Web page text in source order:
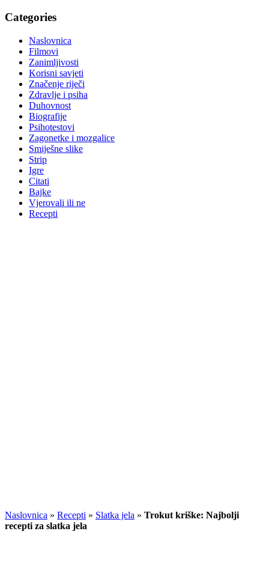
Categories
Naslovnica
Filmovi
Zanimljivosti
Korisni savjeti
Značenje riječi
Zdravlje i psiha
Duhovnost
Biografije
Psihotestovi
Zagonetke i mozgalice
Smiješne slike
Strip
Igre
Citati
Bajke
Vjerovali ili ne
Recepti
Naslovnica » Recepti » Slatka jela » Trokut kriške: Najbolji
recepti za slatka jela